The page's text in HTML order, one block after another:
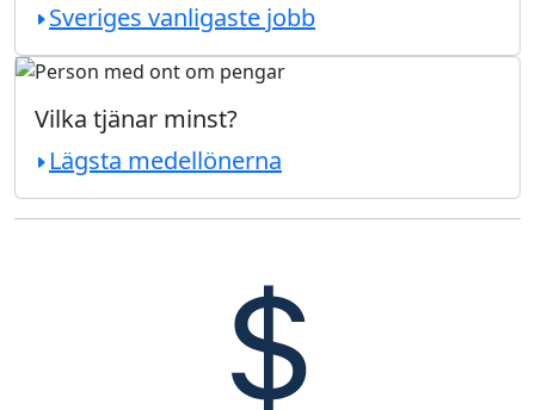
Sveriges vanligaste jobb
Vilka tjänar minst?
Lägsta medellönerna